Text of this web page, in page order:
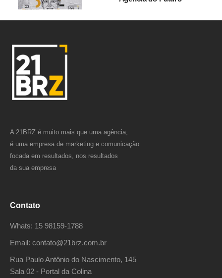
A 21BRZ é muito mais que uma agência,
é uma empresa de marketing e comunicação
focada em resultados, nos resultados
da sua empresa
Contato
Whats: 15 98159-1788
Email: contato@21brz.com.br
Rua Paulo Antônio do Nascimento, 145
Sala 02 - Portal da Colina